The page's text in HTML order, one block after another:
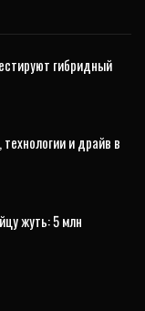
гибридный
и драйв в
жуть: 5 млн